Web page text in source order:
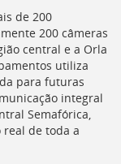
de 200
200 câmeras
central e a Orla
utiliza
para futuras
integral
Semafórica,
de toda a